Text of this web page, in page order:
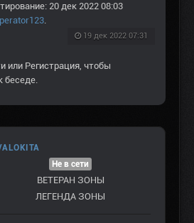
20 дек 2022 08:03
.
19 дек 2022 07:31
или Регистрация, чтобы
беседе.
Не в сети
ВЕТЕРАН ЗOНЫ
ЛЕГЕНДА ЗОНЫ